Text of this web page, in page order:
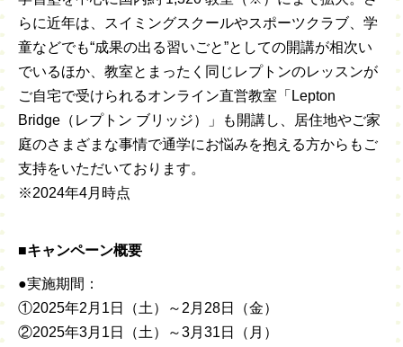
らに近年は、スイミングスクールやスポーツクラブ、学
童などでも“成果の出る習いごと”としての開講が相次い
でいるほか、教室とまったく同じレプトンのレッスンが
ご自宅で受けられるオンライン直営教室「Lepton
Bridge（レプトン ブリッジ）」も開講し、居住地やご家
庭のさまざまな事情で通学にお悩みを抱える方からもご
支持をいただいております。
※2024年4月時点
■キャンペーン概要
●実施期間：
①2025年2月1日（土）～2月28日（金）
②2025年3月1日（土）～3月31日（月）